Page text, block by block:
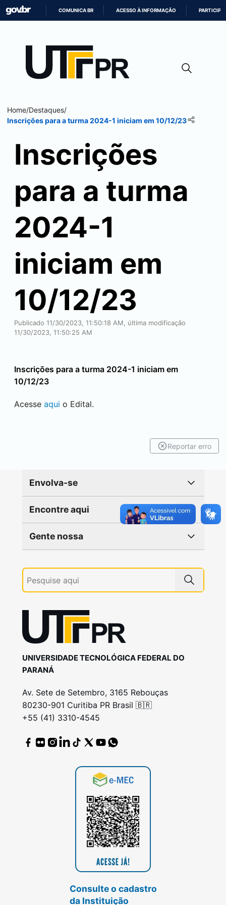
CONTEÚDO
COMUNICA BR ACESSO À INFORMAÇÃO PARTICIPE
Home/Destaques/
Inscrições para a turma 2024-1 iniciam em 10/12/23
Inscrições
para a turma
2024-1
iniciam em
10/12/23
Publicado 11/30/2023, 11:50:18 AM, última modificação
11/30/2023, 11:50:25 AM
Inscrições para a turma 2024-1 iniciam em
10/12/23
Acesse aqui o Edital.
Reportar erro
Envolva-se
Encontre aqui
Gente nossa
UNIVERSIDADE TECNOLÓGICA FEDERAL DO
PARANÁ
Av. Sete de Setembro, 3165 Rebouças
80230-901 Curitiba PR Brasil 🇧🇷
+55 (41) 3310-4545
Consulte o cadastro
da Instituição